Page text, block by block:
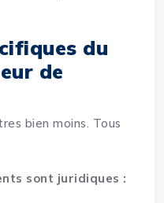
du
de
bien moins. Tous
sont juridiques :